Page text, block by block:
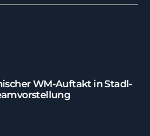
WM-Auftakt in Stadl-